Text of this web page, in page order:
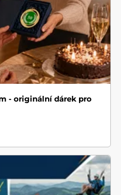
- originální dárek pro